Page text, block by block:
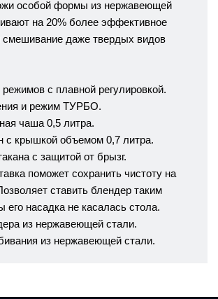
особой формы из нержавеющей
на 20% более эффективное
смешивание даже твердых видов
с плавной регулировкой.
и режим ТУРБО.
чаша 0,5 литра.
с крышкой объемом 0,7 литра.
с защитой от брызг.
поможет сохранить чистоту на
ставить блендер таким
его насадка не касалась стола.
из нержавеющей стали.
из нержавеющей стали.